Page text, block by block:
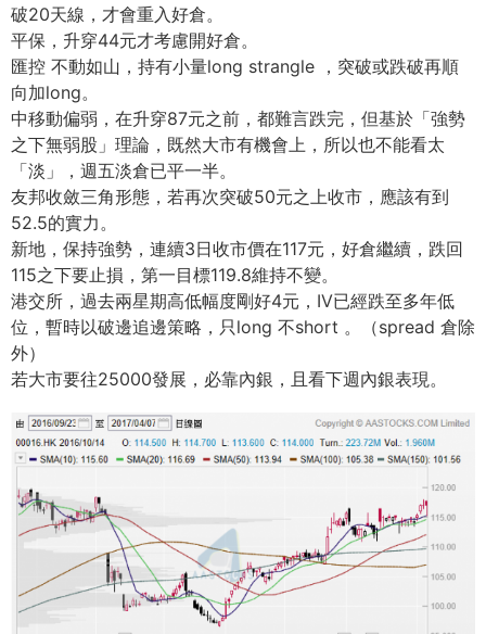
破20天線，才會重入好倉。
平保，升穿44元才考慮開好倉。
匯控 不動如山，持有小量long strangle ，突破或跌破再順
向加long。
中移動偏弱，在升穿87元之前，都難言跌完，但基於「強勢
之下無弱股」理論，既然大市有機會上，所以也不能看太
「淡」，週五淡倉已平一半。
友邦收斂三角形態，若再次突破50元之上收市，應該有到
52.5的實力。
新地，保持強勢，連續3日收市價在117元，好倉繼續，跌回
115之下要止損，第一目標119.8維持不變。
港交所，過去兩星期高低幅度剛好4元，IV已經跌至多年低
位，暫時以破邊追邊策略，只long 不short 。（spread 倉除
外）
若大市要往25000發展，必靠內銀，且看下週內銀表現。